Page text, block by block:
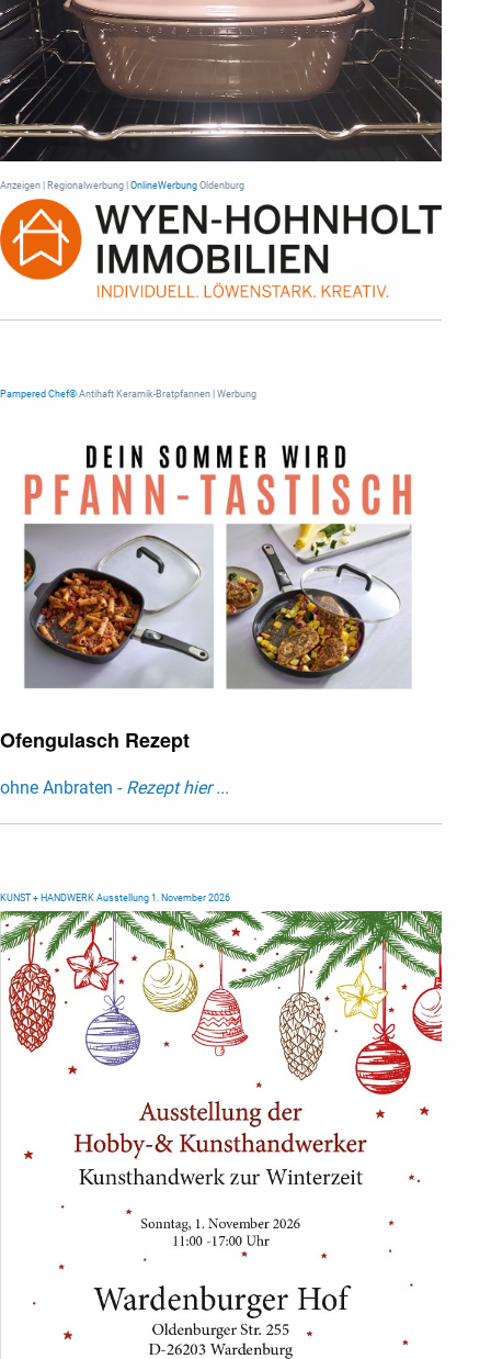
Anzeigen | Regionalwerbung | OnlineWerbung Oldenburg
Pampered Chef® Antihaft Keramik-Bratpfannen | Werbung
Ofengulasch Rezept
ohne Anbraten - Rezept hier ...
KUNST + HANDWERK Ausstellung 1. November 2026